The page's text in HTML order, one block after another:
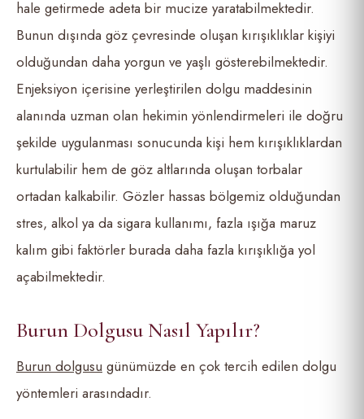
hale getirmede adeta bir mucize yaratabilmektedir.
Bunun dışında göz çevresinde oluşan kırışıklıklar kişiyi
olduğundan daha yorgun ve yaşlı gösterebilmektedir.
Enjeksiyon içerisine yerleştirilen dolgu maddesinin
alanında uzman olan hekimin yönlendirmeleri ile doğru
şekilde uygulanması sonucunda kişi hem kırışıklıklardan
kurtulabilir hem de göz altlarında oluşan torbalar
ortadan kalkabilir. Gözler hassas bölgemiz olduğundan
stres, alkol ya da sigara kullanımı, fazla ışığa maruz
kalım gibi faktörler burada daha fazla kırışıklığa yol
açabilmektedir.
Burun Dolgusu Nasıl Yapılır?
Burun dolgusu günümüzde en çok tercih edilen dolgu
yöntemleri arasındadır.